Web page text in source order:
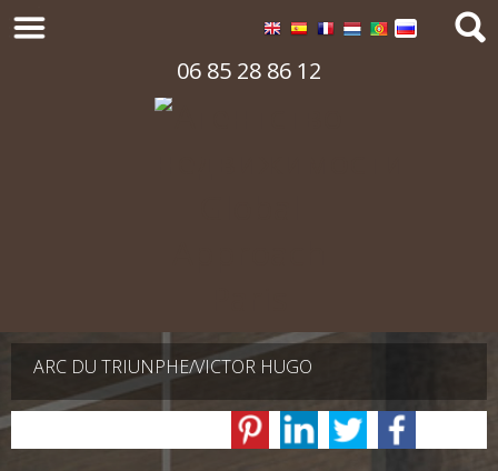
06 85 28 86 12
ARC DU TRIUNPHE/VICTOR HUGO